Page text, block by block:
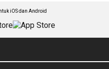
iOS dan Android